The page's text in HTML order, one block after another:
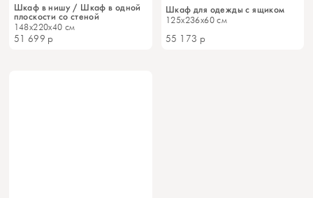
Шкаф в нишу / Шкаф в одной
плоскости со стеной
148x220x40 см
51 699 р
Шкаф для одежды с ящиком
125x236x60 см
55 173 р